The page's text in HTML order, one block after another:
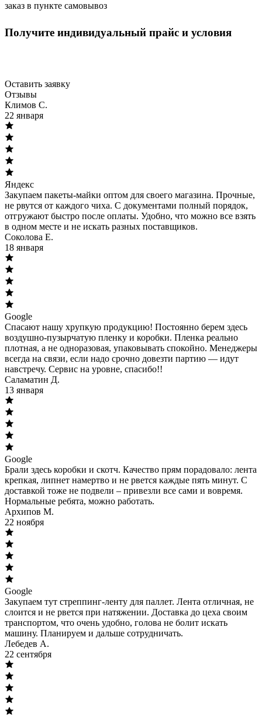
заказ в пункте самовывоз
Получите индивидуальный прайс и условия
Оставить заявку
Отзывы
Климов С.
22 января
Яндекс
Закупаем пакеты-майки оптом для своего магазина. Прочные,
не рвутся от каждого чиха. С документами полный порядок,
отгружают быстро после оплаты. Удобно, что можно все взять
в одном месте и не искать разных поставщиков.
Соколова Е.
18 января
Google
Спасают нашу хрупкую продукцию! Постоянно берем здесь
воздушно-пузырчатую пленку и коробки. Пленка реально
плотная, а не одноразовая, упаковывать спокойно. Менеджеры
всегда на связи, если надо срочно довезти партию — идут
навстречу. Сервис на уровне, спасибо!!
Саламатин Д.
13 января
Google
Брали здесь коробки и скотч. Качество прям порадовало: лента
крепкая, липнет намертво и не рвется каждые пять минут. С
доставкой тоже не подвели – привезли все сами и вовремя.
Нормальные ребята, можно работать.
Архипов М.
22 ноября
Google
Закупаем тут стреппинг-ленту для паллет. Лента отличная, не
слоится и не рвется при натяжении. Доставка до цеха своим
транспортом, что очень удобно, голова не болит искать
машину. Планируем и дальше сотрудничать.
Лебедев А.
22 сентября